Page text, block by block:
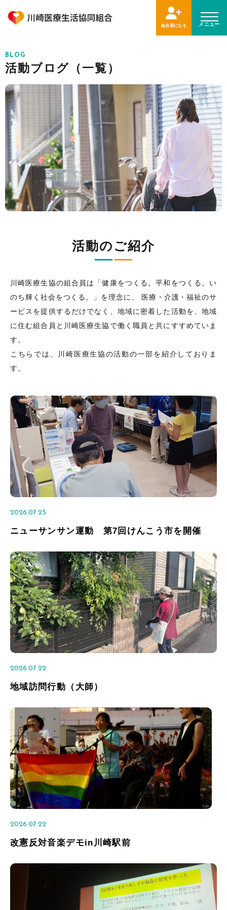
組合員になる メニュー
BLOG
活動ブログ（一覧）
活動のご紹介
川崎医療生協の組合員は「健康をつくる。平和をつくる。い
のち輝く社会をつくる。」を理念に、
医療・介護・福祉のサ
ービスを提供するだけでなく、地域に密着した活動を、地域
に住む組合員と川崎医療生協で働く職員と共にすすめていま
す。
こちらでは、川崎医療生協の活動の一部を紹介しておりま
す。
2026.07.25
ニューサンサン運動 第7回けんこう市を開催
2026.07.22
地域訪問行動（大師）
2026.07.22
改憲反対音楽デモin川崎駅前